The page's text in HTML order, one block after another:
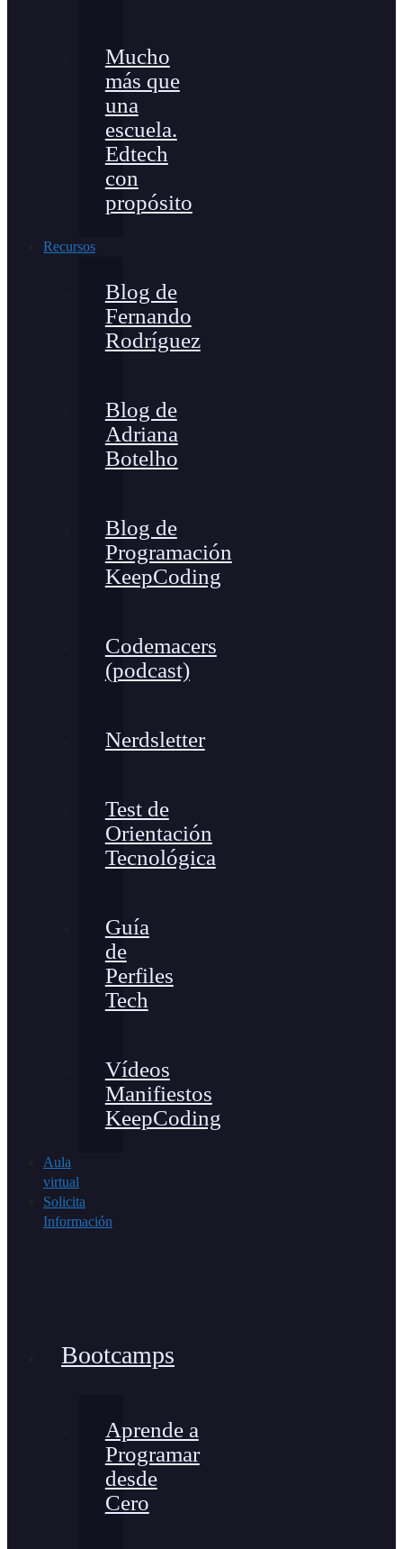
Mucho
más que
una
escuela.
Edtech
con
propósito
Recursos
Blog de
Fernando
Rodríguez
Blog de
Adriana
Botelho
Blog de
Programación
KeepCoding
Codemacers
(podcast)
Nerdsletter
Test de
Orientación
Tecnológica
Guía
de
Perfiles
Tech
Vídeos
Manifiestos
KeepCoding
Aula
virtual
Solicita
Información
Bootcamps
Aprende a
Programar
desde
Cero